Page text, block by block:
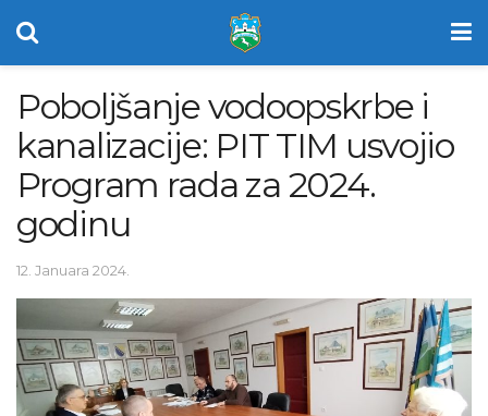
Poboljšanje vodoopskrbe i
kanalizacije: PIT TIM usvojio
Program rada za 2024.
godinu
12. Januara 2024.